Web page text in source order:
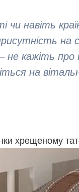
навіть
на
не кажіть
на
хрещеному